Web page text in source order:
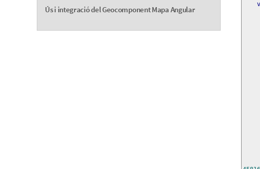
Ús i integració del Geocomponent Mapa Angular